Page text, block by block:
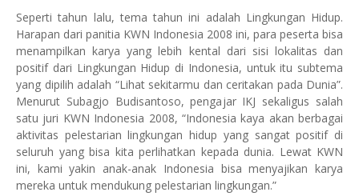
Seperti tahun lalu, tema tahun ini adalah Lingkungan Hidup.
Harapan dari panitia KWN Indonesia 2008 ini, para peserta bisa
menampilkan karya yang lebih kental dari sisi lokalitas dan
positif dari Lingkungan Hidup di Indonesia, untuk itu subtema
yang dipilih adalah “Lihat sekitarmu dan ceritakan pada Dunia”.
Menurut Subagjo Budisantoso, pengajar IKJ sekaligus salah
satu juri KWN Indonesia 2008, “Indonesia kaya akan berbagai
aktivitas pelestarian lingkungan hidup yang sangat positif di
seluruh yang bisa kita perlihatkan kepada dunia. Lewat KWN
ini, kami yakin anak-anak Indonesia bisa menyajikan karya
mereka untuk mendukung pelestarian lingkungan.”